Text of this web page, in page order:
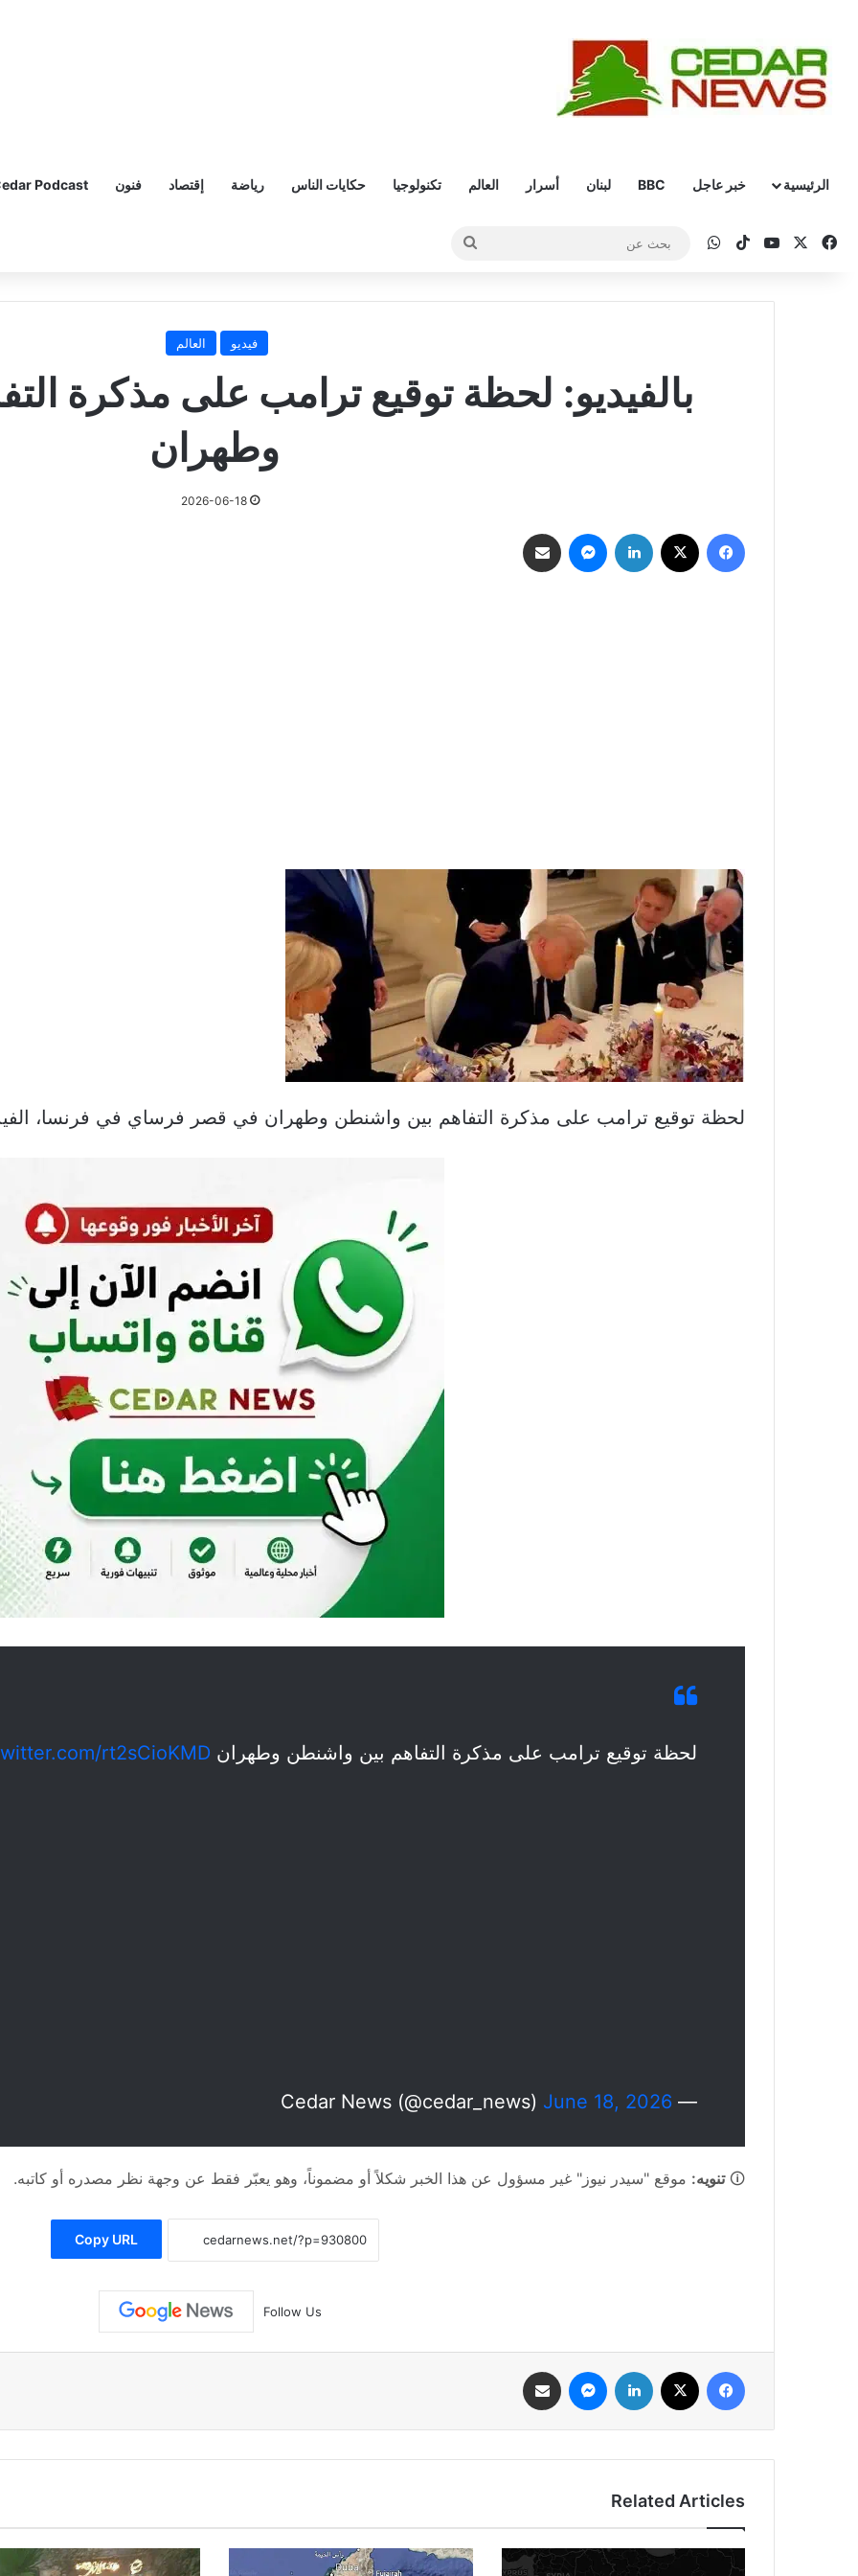
الرئيسية خبر عاجل BBC لبنان أسرار العالم تكنولوجيا حكايات الناس رياضة إقتصاد فنون Podcast
فيسبوك ‫YouTube
‫TikTokواتساب
بحث
فيديو العالم
بالفيديو: لحظة توقيع ترامب على مذكرة
وطهران
2026-06-18
فيسبوك لينكدإن ماسنجر
لحظة توقيع ترامب على مذكرة التفاهم بين واشنطن وطهران في قصر فرساي في فرنسا،
لحظة توقيع ترامب على مذكرة التفاهم بين واشنطن وطهران rt2sCioKMD
— Cedar News (@cedar_news)
June 18, 2026
🛈تنويه: موقع "سيدر نيوز" غير مسؤول عن هذا الخبر شكلاً أو مضموناً، وهو يعبّر فقط عن وجهة نظر مصدره أو كاتبه.
Copy URL
Follow Us
فيسبوك لينكدإن ماسنجر
Related Articles